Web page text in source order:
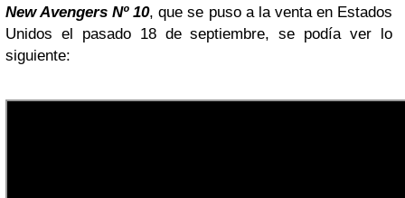
New Avengers Nº 10, que se puso a la venta en Estados
Unidos el pasado 18 de septiembre, se podía ver lo
siguiente: